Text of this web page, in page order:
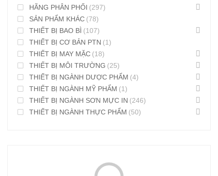
HÃNG PHÂN PHỐI (297)
SẢN PHẨM KHÁC (78)
THIẾT BỊ BAO BÌ (107)
THIẾT BỊ CƠ BẢN PTN (1)
THIẾT BỊ MAY MẶC (18)
THIẾT BỊ MÔI TRƯỜNG (25)
THIẾT BỊ NGÀNH DƯỢC PHẨM (4)
THIẾT BỊ NGÀNH MỸ PHẨM (1)
THIẾT BỊ NGÀNH SƠN MỰC IN (246)
THIẾT BỊ NGÀNH THỰC PHẨM (50)